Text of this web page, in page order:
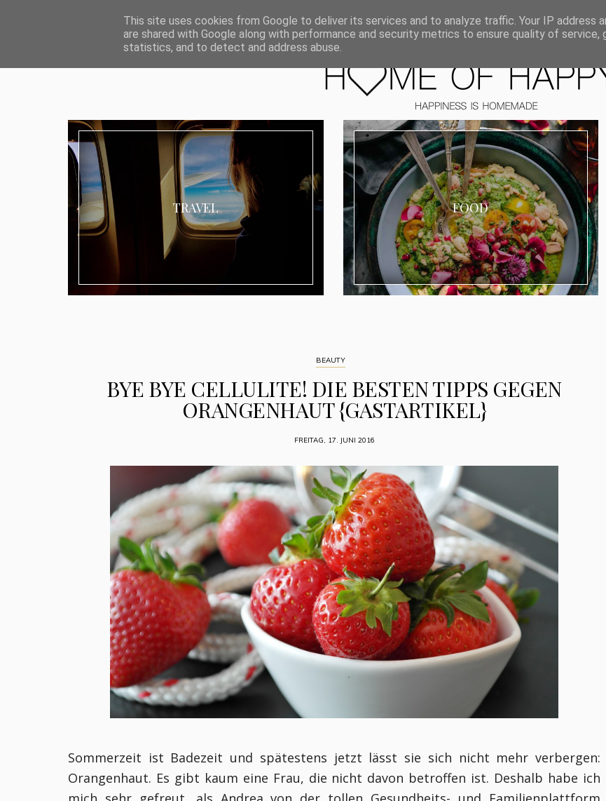
ABOUT I MEDIA & PR IMPRESSUM DATENSCHUTZ KATEGORIEN
TRAVEL FOOD
BEAUTY
BYE BYE CELLULITE! DIE BESTEN TIPPS GEGEN
ORANGENHAUT {GASTARTIKEL}
FREITAG, 17. JUNI 2016
Sommerzeit ist Badezeit und spätestens jetzt lässt sie sich nicht mehr verbergen:
Orangenhaut. Es gibt kaum eine Frau, die nicht davon betroffen ist. Deshalb habe ich
This site uses cookies from Google to deliver its services and to analyze traffic. Your IP address
are shared with Google along with performance and security metrics to ensure quality of service,
statistics, and to detect and address abuse.